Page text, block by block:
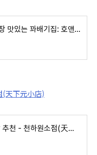
동인천 신포국제시장 맛있는 꽈배기집: 호앤화도너츠 추천해요
(天下元小店)
인천 도화동 중식당 추천 - 천하원소점(天下元小店)